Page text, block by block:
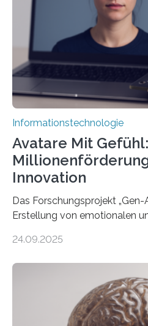
Informationstechnologie
Avatare Mit Gefühl:
Innovation
Das Forschungsprojekt
Erstellung von emotionalen
Förderung in Höhe von rund 2
der MindPort GmbH eine
Lösung zur Erzeugung von
Avatare. Gen-AIvatar
24.09.2025